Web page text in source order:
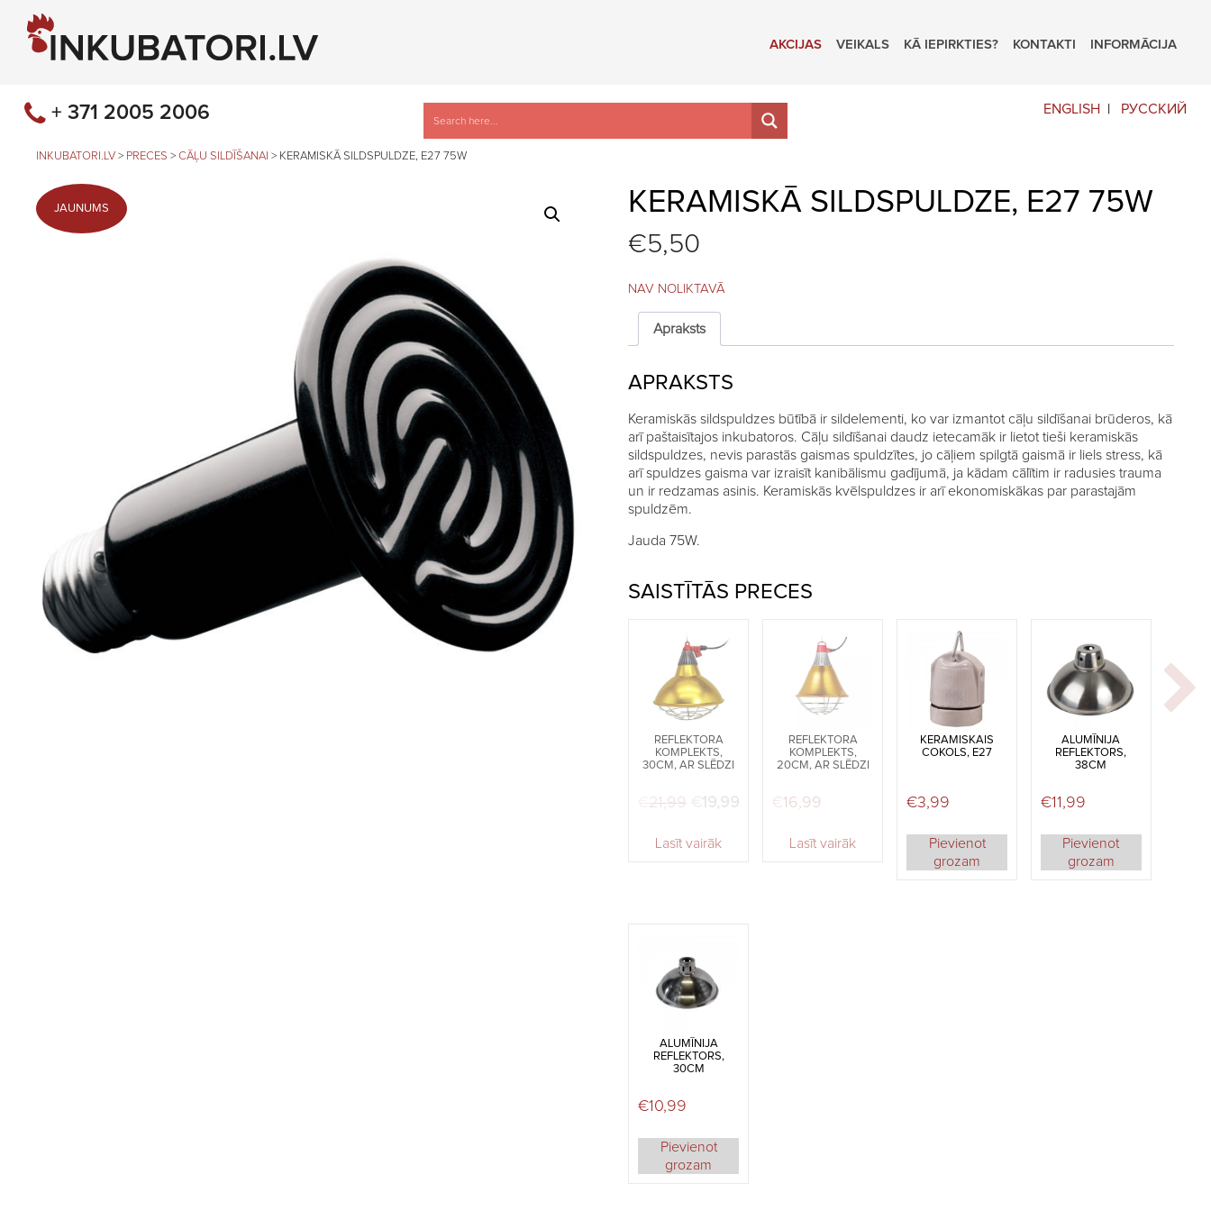
AKCIJAS VEIKALS KĀ IEPIRKTIES? KONTAKTI INFORMĀCIJA
ENGLISH РУССКИЙ
+ 371 2005 2006
INKUBATORI.LV > PRECES > CĀĻU SILDĪŠANAI > KERAMISKĀ SILDSPULDZE, E27 75W
KERAMISKĀ SILDSPULDZE, E27 75W
€5,50
JAUNUMS
NAV NOLIKTAVĀ
Apraksts
APRAKSTS
Keramiskās sildspuldzes būtībā ir sildelementi, ko var izmantot cāļu sildīšanai brūderos, kā
arī paštaisītajos inkubatoros. Cāļu sildīšanai daudz ietecamāk ir lietot tieši keramiskās
sildspuldzes, nevis parastās gaismas spuldzītes, jo cāļiem spilgtā gaismā ir liels stress, kā
arī spuldzes gaisma var izraisīt kanibālismu gadījumā, ja kādam cālītim ir radusies trauma
un ir redzamas asinis. Keramiskās kvēlspuldzes ir arī ekonomiskākas par parastajām
spuldzēm.
Jauda 75W.
SAISTĪTĀS PRECES
REFLEKTORA
KOMPLEKTS,
30CM, AR SLĒDZI
€21,99 Original price was: €21,99.
19,99 Current price is: €19,99.
Lasīt vairāk
REFLEKTORA
KOMPLEKTS,
20CM, AR SLĒDZI
€16,99
Lasīt vairāk
KERAMISKAIS
COKOLS, E27
€3,99
Pievienot
grozam
ALUMĪNIJA
REFLEKTORS,
38CM
€11,99
Pievienot
grozam
ALUMĪNIJA
REFLEKTORS,
30CM
€10,99
Pievienot
grozam